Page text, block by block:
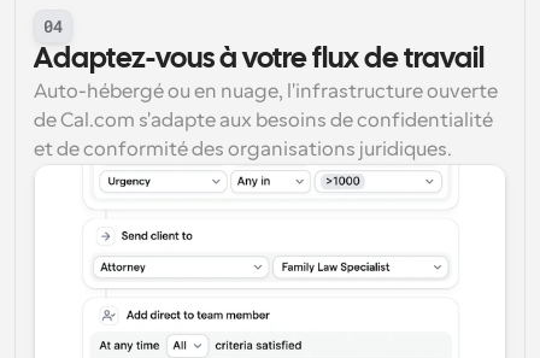
04
Adaptez-vous à votre flux de travail
Auto-hébergé ou en nuage, l'infrastructure ouverte
de Cal.com s'adapte aux besoins de confidentialité
et de conformité des organisations juridiques.